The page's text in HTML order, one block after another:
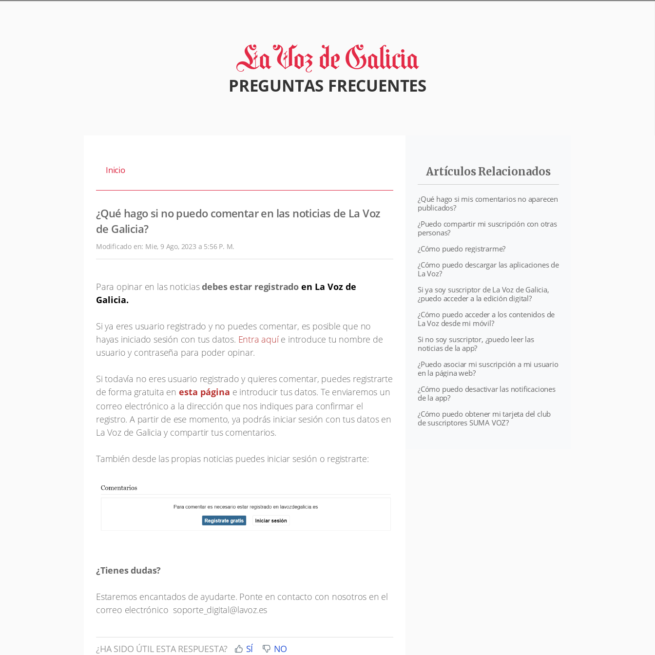
PREGUNTAS FRECUENTES
Inicio
¿Qué hago si no puedo comentar en las noticias de La Voz
de Galicia?
Modificado en: Mie, 9 Ago, 2023 a 5:56 P. M.
Para opinar en las noticiasdebes estar registrado en La Voz de
Galicia.
Si ya eres usuario registrado y no puedes comentar, es posible que no
hayas iniciado sesión con tus datos. Entra aquí e introduce tu nombre de
usuario y contraseña para poder opinar.
Si todavía no eres usuario registrado y quieres comentar, puedes registrarte
de forma gratuita en esta página e introducir tus datos. Te enviaremos un
correo electrónico a la dirección que nos indiques para confirmar el
registro. A partir de ese momento, ya podrás iniciar sesión con tus datos en
La Voz de Galicia y compartir tus comentarios.
También desde las propias noticias puedes iniciar sesión o registrarte:
¿Tienes dudas?
Estaremos encantados de ayudarte. Ponte en contacto con nosotros en el
correo electrónico soporte_digital@lavoz.es
¿HA SIDO ÚTIL ESTA RESPUESTA? SÍ NO
Artículos Relacionados
¿Qué hago si mis comentarios no aparecen
publicados?
¿Puedo compartir mi suscripción con otras
personas?
¿Cómo puedo registrarme?
¿Cómo puedo descargar las aplicaciones de
La Voz?
Si ya soy suscriptor de La Voz de Galicia,
¿puedo acceder a la edición digital?
¿Cómo puedo acceder a los contenidos de
La Voz desde mi móvil?
Si no soy suscriptor, ¿puedo leer las
noticias de la app?
¿Puedo asociar mi suscripción a mi usuario
en la página web?
¿Cómo puedo desactivar las notificaciones
de la app?
¿Cómo puedo obtener mi tarjeta del club
de suscriptores SUMA VOZ?